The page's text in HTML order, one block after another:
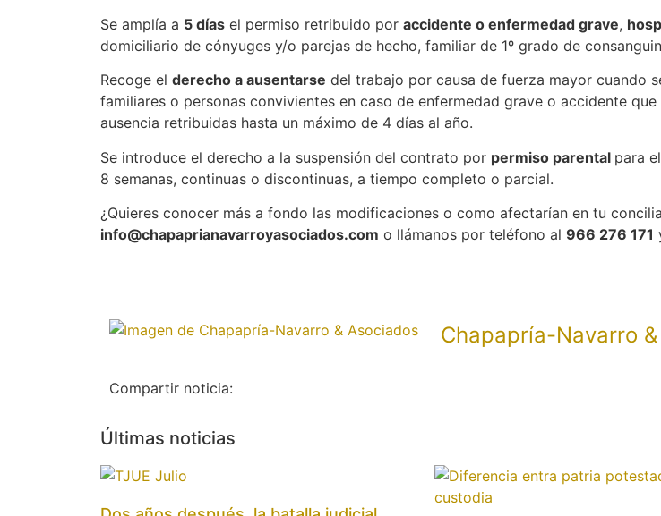
Se amplía a 5 días el permiso retribuido por accidente o enfermedad grave,
domiciliario de cónyuges y/o parejas de hecho, familiar de 1º grado de
Recoge el derecho a ausentarse del trabajo por causa de fuerza mayor cuando
familiares o personas convivientes en caso de enfermedad grave o accidente
ausencia retribuidas hasta un máximo de 4 días al año.
Se introduce el derecho a la suspensión del contrato por permiso parental para
8 semanas, continuas o discontinuas, a tiempo completo o parcial.
¿Quieres conocer más a fondo las modificaciones o como afectarían en tu
info@chapaprianavarroyasociados.com o llámanos por teléfono al 966 276 171
Chapapría-Navarro
Compartir noticia:
Últimas noticias